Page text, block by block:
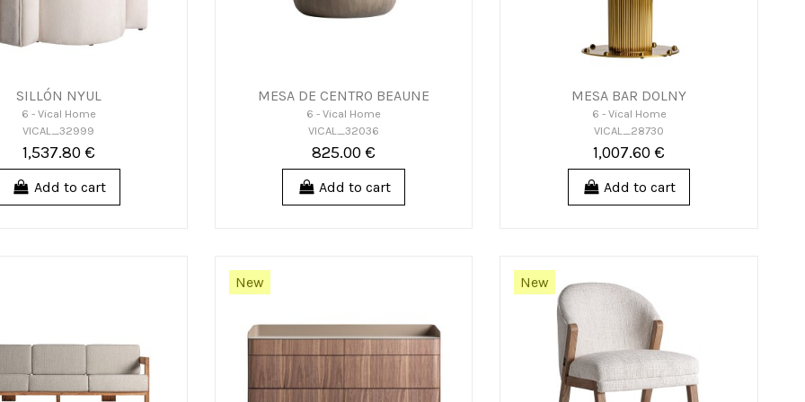
SILLÓN NYUL
6 - Vical Home
VICAL_32999
1,537.80 €
Add to cart
MESA DE CENTRO BEAUNE
6 - Vical Home
VICAL_32036
825.00 €
Add to cart
MESA BAR DOLNY
6 - Vical Home
VICAL_28730
1,007.60 €
Add to cart
New New